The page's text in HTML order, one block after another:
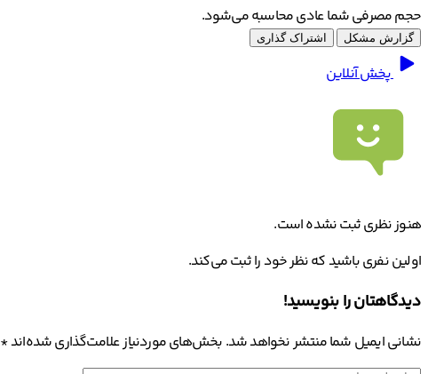
حجم مصرفی شما عادی محاسبه می‌شود.
گزارش مشکل اشتراک گذاری
پخش آنلاین
هنوز نظری ثبت نشده است.
اولین نفری باشید که نظر خود را ثبت می‌کند.
دیدگاهتان را بنویسید!
نشانی ایمیل شما منتشر نخواهد شد. بخش‌های موردنیاز علامت‌گذاری شده‌اند*